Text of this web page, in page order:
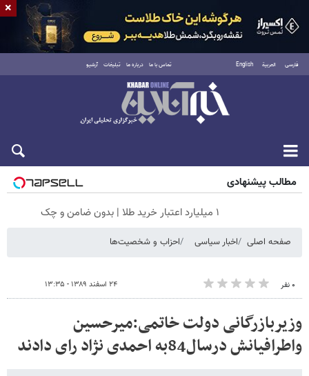
فارسی العربية English تماس با ما درباره ما تبلیغات آرشیو
شنبه ۱۷ مرداد ۱۴۰۵
مطالب پیشنهادی
۱ میلیارد اعتبار خرید طلا | بدون ضامن و چک
صفحه اصلی اخبار سیاسی احزاب و شخصیت‌ها
۰ نفر ۲۴ اسفند ۱۳۸۹ - ۱۳:۳۵
وزیربازرگانی دولت خاتمی:میرحسین
واطرافیانش درسال84به احمدی نژاد رای دادند
×